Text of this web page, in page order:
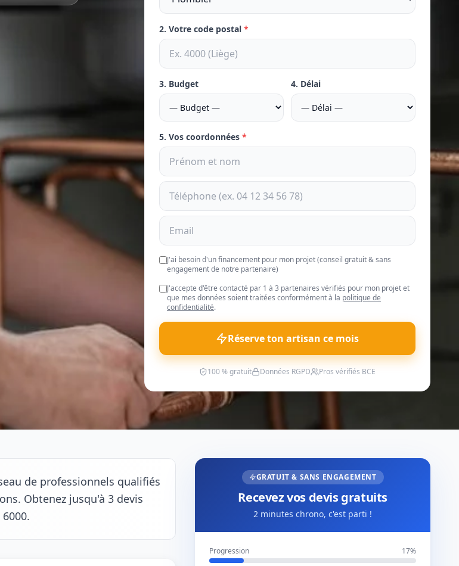
2. Votre code postal *
3. Budget 4. Délai
5. Vos coordonnées *
J'ai besoin d'un financement pour mon projet (conseil gratuit & sans
engagement de notre partenaire)
J'accepte d'être contacté par 1 à 3 partenaires vérifiés pour mon projet et
que mes données soient traitées conformément à la politique de
confidentialité.
Réserve ton artisan ce mois
100 % gratuit Données RGPD Pros vérifiés BCE
de professionnels qualifiés
Obtenez jusqu'à 3 devis
GRATUIT & SANS ENGAGEMENT
Recevez vos devis gratuits
2 minutes chrono, c'est parti !
Progression 17%